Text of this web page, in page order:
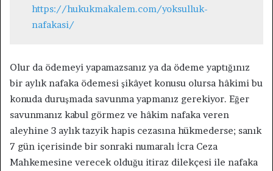
https://hukukmakalem.com/yoksulluk-
nafakasi/
Olur da ödemeyi yapamazsanız ya da ödeme yaptığınız
bir aylık nafaka ödemesi şikâyet konusu olursa hâkimi bu
konuda duruşmada savunma yapmanız gerekiyor. Eğer
savunmanız kabul görmez ve hâkim nafaka veren
aleyhine 3 aylık tazyik hapis cezasına hükmederse; sanık
7 gün içerisinde bir sonraki numaralı İcra Ceza
Mahkemesine verecek olduğu itiraz dilekçesi ile nafaka